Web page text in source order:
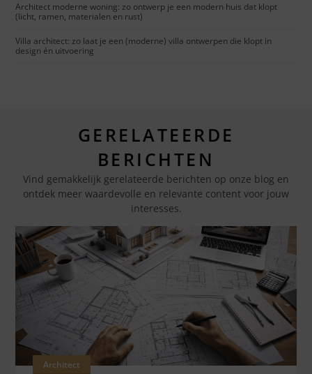
Architect moderne woning: zo ontwerp je een modern huis dat klopt
(licht, ramen, materialen en rust)
Villa architect: zo laat je een (moderne) villa ontwerpen die klopt in
design én uitvoering
GERELATEERDE
BERICHTEN
Vind gemakkelijk gerelateerde berichten op onze blog en
ontdek meer waardevolle en relevante content voor jouw
interesses.
Architect